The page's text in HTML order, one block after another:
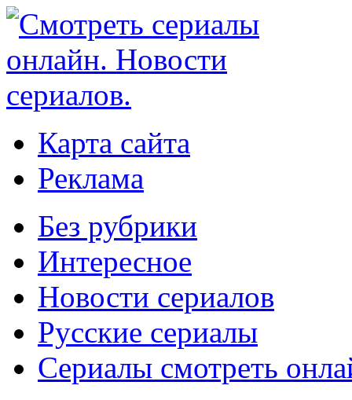
Карта сайта
Реклама
Без рубрики
Интересное
Новости сериалов
Русские сериалы
Сериалы смотреть